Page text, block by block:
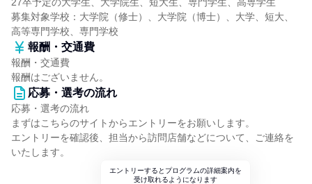
募集対象学校：大学院（修士）、大学院（博士）、大学、短大、
高等専門学校、専門学校
報酬・交通費
報酬・交通費
報酬はございません。
応募・選考の流れ
応募・選考の流れ
まずはこちらのサイトからエントリーをお願いします。
エントリーを確認後、担当から訪問店舗などについて、ご連絡を
いたします。
エントリーするとプログラムの詳細案内を
受け取れるようになります